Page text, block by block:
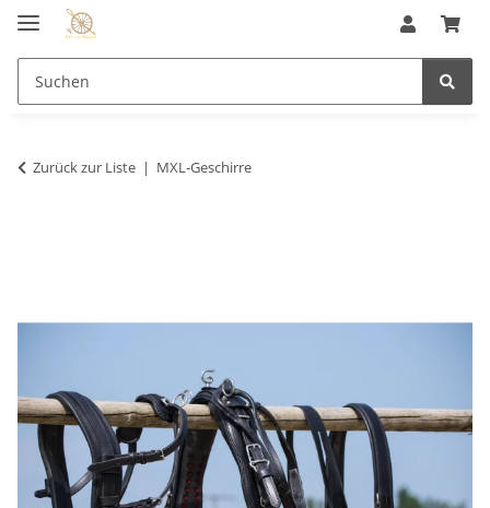
Zurück zur Liste MXL-Geschirre